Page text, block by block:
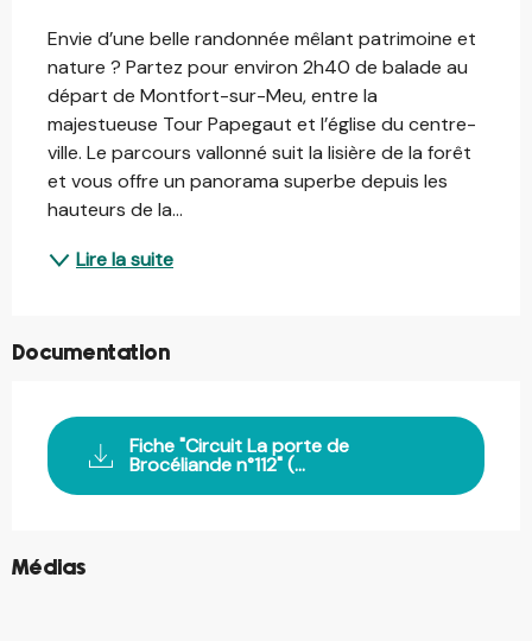
Envie d’une belle randonnée mêlant patrimoine et
nature ? Partez pour environ 2h40 de balade au
départ de Montfort-sur-Meu, entre la
majestueuse Tour Papegaut et l’église du centre-
ville. Le parcours vallonné suit la lisière de la forêt
et vous offre un panorama superbe depuis les
hauteurs de la...
Lire la suite
Documentation
Fiche "Circuit La porte de
Brocéliande n°112" (...
Médias
©
©